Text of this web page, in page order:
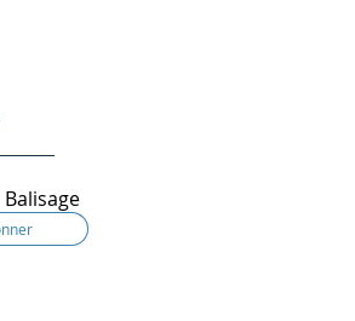
Balisage